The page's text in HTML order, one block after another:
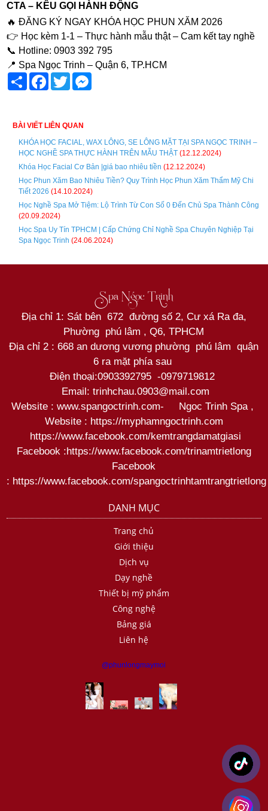
CTA – KÊU GỌI HÀNH ĐỘNG
🔥 ĐĂNG KÝ NGAY KHÓA HỌC PHUN XĂM 2026
👉 Học kèm 1-1 – Thực hành mẫu thật – Cam kết tay nghề
📞 Hotline: 0903 392 795
📍 Spa Ngọc Trinh – Quận 6, TP.HCM
Share FacebookTwitter
BÀI VIẾT LIÊN QUAN
KHÓA HỌC FACIAL, WAX LÔNG, SE LÔNG MẶT TẠI SPA NGỌC TRINH –
HỌC NGHỀ SPA THỰC HÀNH TRÊN MẪU THẬT (12.12.2024)
Khóa Học Facial Cơ Bản |giá bao nhiêu tiền(12.12.2024)
Học Phun Xăm Bao Nhiêu Tiền? Quy Trình Học Phun Xăm Thẩm Mỹ Chi
Tiết 2026 (14.10.2024)
Học Nghề Spa Mở Tiệm: Lộ Trình Từ Con Số 0 Đến Chủ Spa Thành Công
(20.09.2024)
Học Spa Uy Tín TPHCM | Cấp Chứng Chỉ Nghề Spa Chuyên Nghiệp Tại
Spa Ngọc Trinh (24.06.2024)
Spa Ngọc Trinh
Địa chỉ 1: Sát bên 672 đường số 2, Cư xá Ra đa,
Phường phú lâm , Q6, TPHCM
Địa chỉ 2 : 668 an dương vương phường phú lâm quận
6 ra mặt phía sau
Điện thoại:0903392795 -0979719812
Email: trinhchau.0903@mail.com
Website : www.spangoctrinh.com- Ngoc Trinh Spa ,
Website : https://myphamngoctrinh.com
https://www.facebook.com/kemtrangdamatgiasi
Facebook :https://www.facebook.com/trinamtrietlong
Facebook
: https://www.facebook.com/spangoctrinhtamtrangtrietlong
DANH MỤC
Trang chủ
Giới thiệu
Dịch vụ
Dạy nghề
Thiết bị mỹ phẩm
Công nghệ
Bảng giá
Liên hệ
@phunlongmaymoi